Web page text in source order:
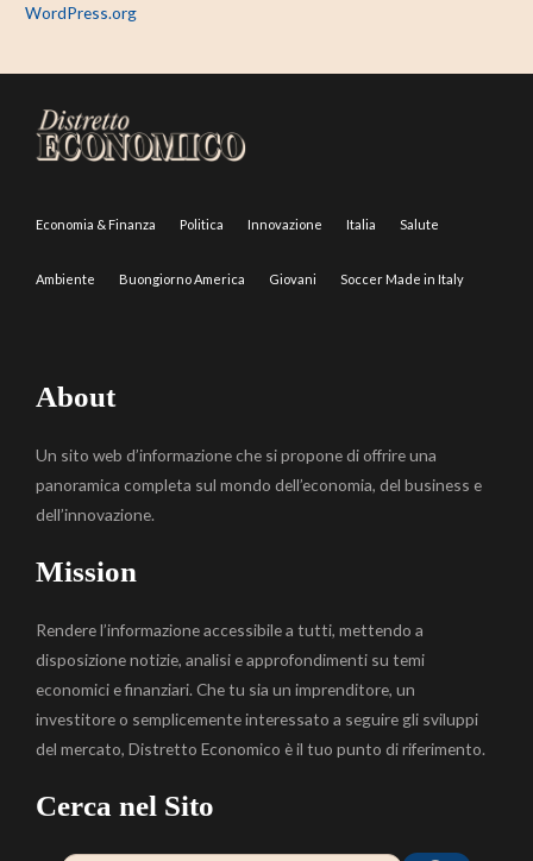
WordPress.org
Economia & Finanza Politica Innovazione Italia Salute
Ambiente Buongiorno America Giovani Soccer Made in Italy
About
Un sito web d’informazione che si propone di offrire una
panoramica completa sul mondo dell’economia, del business e
dell’innovazione.
Mission
Rendere l’informazione accessibile a tutti, mettendo a
disposizione notizie, analisi e approfondimenti su temi
economici e finanziari. Che tu sia un imprenditore, un
investitore o semplicemente interessato a seguire gli sviluppi
del mercato, Distretto Economico è il tuo punto di riferimento.
Cerca nel Sito